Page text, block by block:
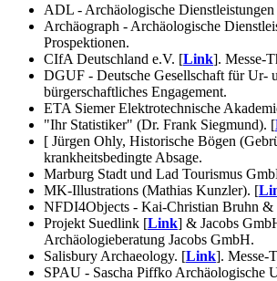
ADL - Archäologische
Archäograph - Archäologische
Prospektionen.
CIfA Deutschland e.V. [Link]. Messe-
DGUF - Deutsche Gesellschaft für Ur-
bürgerschaftliches Engagement.
ETA Siemer Elektrotechnische
"Ihr Statistiker" (Dr. Frank Siegmund). [
[ Jürgen Ohly, Historische Bögen
krankheitsbedingte Absage.
Marburg Stadt und Lad Tourismus
MK-Illustrations (Mathias Kunzler). [
NFDI4Objects - Kai-Christian Bruhn &
Projekt Suedlink [Link] & Jacobs
Archäologieberatung Jacobs GmbH.
Salisbury Archaeology. [Link]. Messe-
SPAU - Sascha Piffko Archäologische